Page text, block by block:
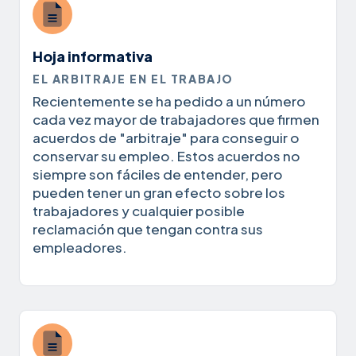
Hoja informativa
EL ARBITRAJE EN EL TRABAJO
Recientemente se ha pedido a un número
cada vez mayor de trabajadores que firmen
acuerdos de "arbitraje" para conseguir o
conservar su empleo. Estos acuerdos no
siempre son fáciles de entender, pero
pueden tener un gran efecto sobre los
trabajadores y cualquier posible
reclamación que tengan contra sus
empleadores.